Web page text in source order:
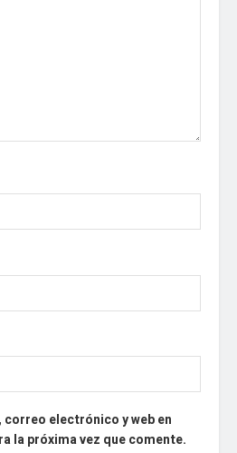
correo electrónico y web en
la próxima vez que comente.